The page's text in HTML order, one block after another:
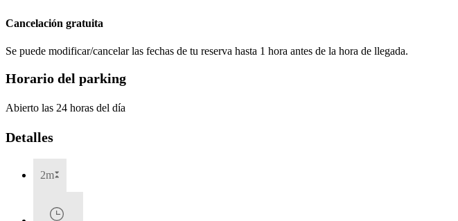
Cancelación gratuita
Se puede modificar/cancelar las fechas de tu reserva hasta 1 hora antes de la hora de llegada.
Horario del parking
Abierto las 24 horas del día
Detalles
2m